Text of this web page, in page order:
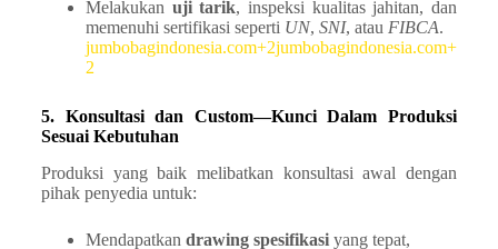
Melakukan uji tarik, inspeksi kualitas jahitan, dan
memenuhi sertifikasi seperti UN, SNI, atau FIBCA.
jumbobagindonesia.com+2jumbobagindonesia.com+
2
5. Konsultasi dan Custom—Kunci Dalam Produksi
Sesuai Kebutuhan
Produksi yang baik melibatkan konsultasi awal dengan
pihak penyedia untuk:
Mendapatkan drawing spesifikasiyang tepat,